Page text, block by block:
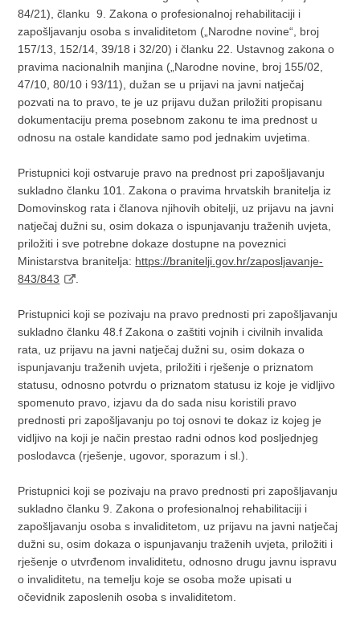
84/21), članku 9. Zakona o profesionalnoj rehabilitaciji i
zapošljavanju osoba s invaliditetom („Narodne novine“, broj
157/13, 152/14, 39/18 i 32/20) i članku 22. Ustavnog zakona o
pravima nacionalnih manjina („Narodne novine, broj 155/02,
47/10, 80/10 i 93/11), dužan se u prijavi na javni natječaj
pozvati na to pravo, te je uz prijavu dužan priložiti propisanu
dokumentaciju prema posebnom zakonu te ima prednost u
odnosu na ostale kandidate samo pod jednakim uvjetima.
Pristupnici koji ostvaruje pravo na prednost pri zapošljavanju
sukladno članku 101. Zakona o pravima hrvatskih branitelja iz
Domovinskog rata i članova njihovih obitelji, uz prijavu na javni
natječaj dužni su, osim dokaza o ispunjavanju traženih uvjeta,
priložiti i sve potrebne dokaze dostupne na poveznici
Ministarstva branitelja: https://branitelji.gov.hr/zaposljavanje-
843/843
Pristupnici koji se pozivaju na pravo prednosti pri zapošljavanju
sukladno članku 48.f Zakona o zaštiti vojnih i civilnih invalida
rata, uz prijavu na javni natječaj dužni su, osim dokaza o
ispunjavanju traženih uvjeta, priložiti i rješenje o priznatom
statusu, odnosno potvrdu o priznatom statusu iz koje je vidljivo
spomenuto pravo, izjavu da do sada nisu koristili pravo
prednosti pri zapošljavanju po toj osnovi te dokaz iz kojeg je
vidljivo na koji je način prestao radni odnos kod posljednjeg
poslodavca (rješenje, ugovor, sporazum i sl.).
Pristupnici koji se pozivaju na pravo prednosti pri zapošljavanju
sukladno članku 9. Zakona o profesionalnoj rehabilitaciji i
zapošljavanju osoba s invaliditetom, uz prijavu na javni natječaj
dužni su, osim dokaza o ispunjavanju traženih uvjeta, priložiti i
rješenje o utvrđenom invaliditetu, odnosno drugu javnu ispravu
o invaliditetu, na temelju koje se osoba može upisati u
očevidnik zaposlenih osoba s invaliditetom.